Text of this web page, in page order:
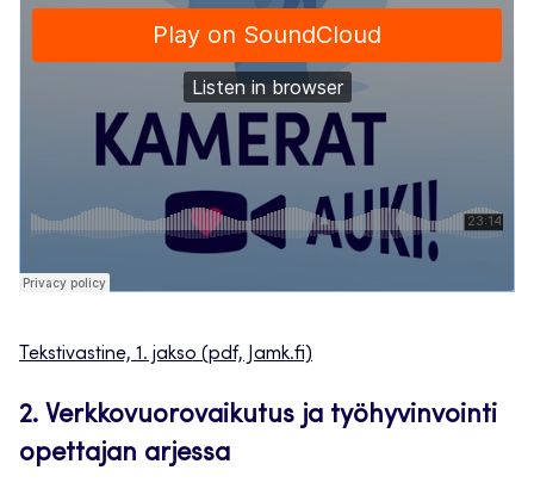
Tekstivastine, 1. jakso (pdf, Jamk.fi)
2. Verkkovuorovaikutus ja työhyvinvointi
opettajan arjessa